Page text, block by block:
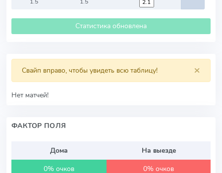
Статистика обновлена
×
Свайп вправо, чтобы увидеть всю таблицу!
Нет матчей!
ФАКТОР ПОЛЯ
Дома
На выезде
0% очков
0% очков